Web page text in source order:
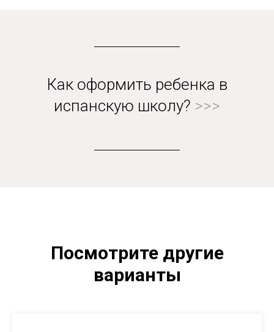
Как оформить ребенка в
испанскую школу? >>>
Посмотрите другие
варианты